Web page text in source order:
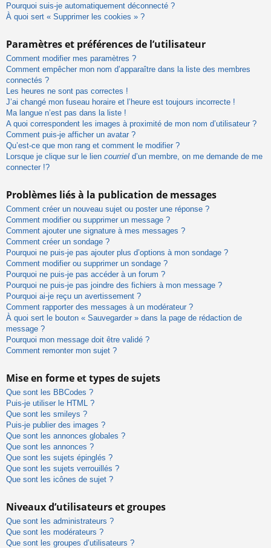
Pourquoi suis-je automatiquement déconnecté ?
À quoi sert « Supprimer les cookies » ?
Paramètres et préférences de l’utilisateur
Comment modifier mes paramètres ?
Comment empêcher mon nom d’apparaître dans la liste des membres
connectés ?
Les heures ne sont pas correctes !
J’ai changé mon fuseau horaire et l’heure est toujours incorrecte !
Ma langue n’est pas dans la liste !
A quoi correspondent les images à proximité de mon nom d’utilisateur ?
Comment puis-je afficher un avatar ?
Qu’est-ce que mon rang et comment le modifier ?
Lorsque je clique sur le lien courriel d’un membre, on me demande de me
connecter !?
Problèmes liés à la publication de messages
Comment créer un nouveau sujet ou poster une réponse ?
Comment modifier ou supprimer un message ?
Comment ajouter une signature à mes messages ?
Comment créer un sondage ?
Pourquoi ne puis-je pas ajouter plus d’options à mon sondage ?
Comment modifier ou supprimer un sondage ?
Pourquoi ne puis-je pas accéder à un forum ?
Pourquoi ne puis-je pas joindre des fichiers à mon message ?
Pourquoi ai-je reçu un avertissement ?
Comment rapporter des messages à un modérateur ?
À quoi sert le bouton « Sauvegarder » dans la page de rédaction de
message ?
Pourquoi mon message doit être validé ?
Comment remonter mon sujet ?
Mise en forme et types de sujets
Que sont les BBCodes ?
Puis-je utiliser le HTML ?
Que sont les smileys ?
Puis-je publier des images ?
Que sont les annonces globales ?
Que sont les annonces ?
Que sont les sujets épinglés ?
Que sont les sujets verrouillés ?
Que sont les icônes de sujet ?
Niveaux d’utilisateurs et groupes
Que sont les administrateurs ?
Que sont les modérateurs ?
Que sont les groupes d’utilisateurs ?